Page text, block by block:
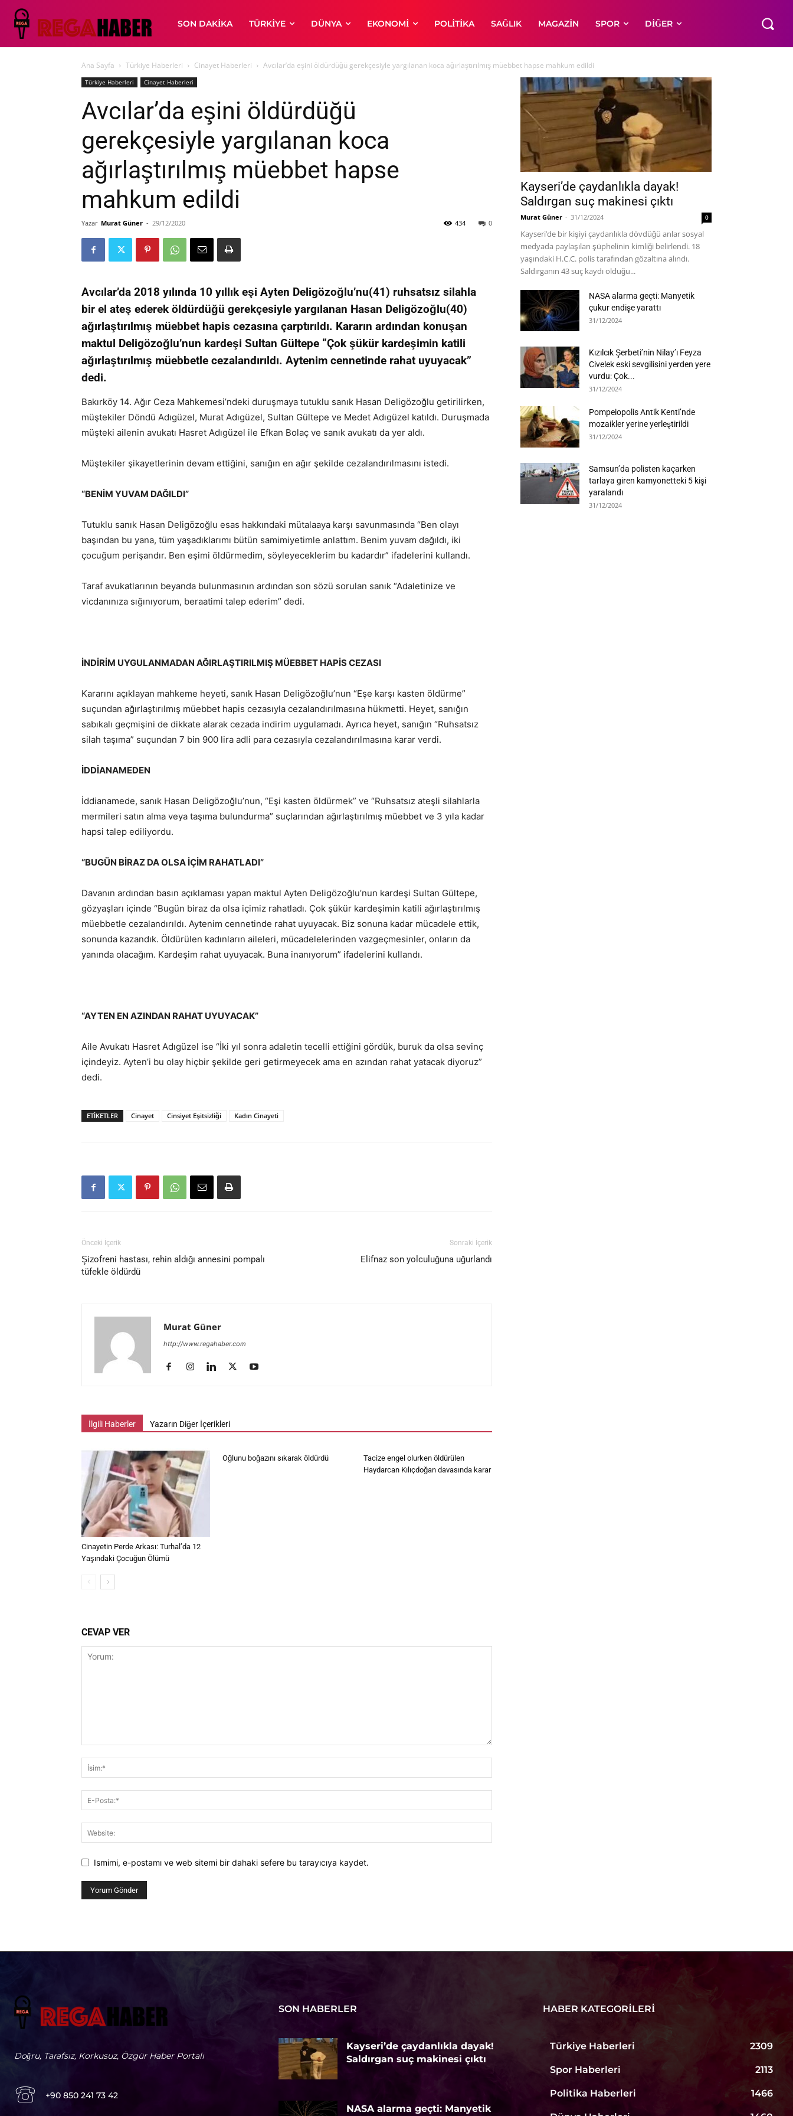
SON DAKIKA TÜRKIYE DÜNYA EKONOMI POLITIKA SAĞLIK MAGAZIN SPOR DIĞER
Ana Sayfa Türkiye Haberleri Cinayet Haberleri Avcılar’da eşini öldürdüğü gerekçesiyle yargılanan koca ağırlaştırılmış müebbet hapse mahkum edildi
Türkiye Haberleri Cinayet Haberleri
Avcılar’da eşini öldürdüğü
gerekçesiyle yargılanan koca
ağırlaştırılmış müebbet hapse
mahkum edildi
Yazar Murat Güner - 29/12/2020 0
434
Avcılar’da 2018 yılında 10 yıllık eşi Ayten Deligözoğlu’nu(41) ruhsatsız silahla
bir el ateş ederek öldürdüğü gerekçesiyle yargılanan Hasan Deligözoğlu(40)
ağırlaştırılmış müebbet hapis cezasına çarptırıldı. Kararın ardından konuşan
maktul Deligözoğlu’nun kardeşi Sultan Gültepe “Çok şükür kardeşimin katili
ağırlaştırılmış müebbetle cezalandırıldı. Aytenim cennetinde rahat uyuyacak”
dedi.
Bakırköy 14. Ağır Ceza Mahkemesi’ndeki duruşmaya tutuklu sanık Hasan Deligözoğlu getirilirken,
müştekiler Döndü Adıgüzel, Murat Adıgüzel, Sultan Gültepe ve Medet Adıgüzel katıldı. Duruşmada
müşteki ailenin avukatı Hasret Adıgüzel ile Efkan Bolaç ve sanık avukatı da yer aldı.
Müştekiler şikayetlerinin devam ettiğini, sanığın en ağır şekilde cezalandırılmasını istedi.
“BENİM YUVAM DAĞILDI”
Tutuklu sanık Hasan Deligözoğlu esas hakkındaki mütalaaya karşı savunmasında “Ben olayı
başından bu yana, tüm yaşadıklarımı bütün samimiyetimle anlattım. Benim yuvam dağıldı, iki
çocuğum perişandır. Ben eşimi öldürmedim, söyleyeceklerim bu kadardır” ifadelerini kullandı.
Taraf avukatlarının beyanda bulunmasının ardından son sözü sorulan sanık “Adaletinize ve
vicdanınıza sığınıyorum, beraatimi talep ederim” dedi.
İNDİRİM UYGULANMADAN AĞIRLAŞTIRILMIŞ MÜEBBET HAPİS CEZASI
Kararını açıklayan mahkeme heyeti, sanık Hasan Deligözoğlu’nun “Eşe karşı kasten öldürme”
suçundan ağırlaştırılmış müebbet hapis cezasıyla cezalandırılmasına hükmetti. Heyet, sanığın
sabıkalı geçmişini de dikkate alarak cezada indirim uygulamadı. Ayrıca heyet, sanığın “Ruhsatsız
silah taşıma” suçundan 7 bin 900 lira adli para cezasıyla cezalandırılmasına karar verdi.
İDDİANAMEDEN
İddianamede, sanık Hasan Deligözoğlu’nun, “Eşi kasten öldürmek” ve “Ruhsatsız ateşli silahlarla
mermileri satın alma veya taşıma bulundurma” suçlarından ağırlaştırılmış müebbet ve 3 yıla kadar
hapsi talep ediliyordu.
“BUGÜN BİRAZ DA OLSA İÇİM RAHATLADI”
Davanın ardından basın açıklaması yapan maktul Ayten Deligözoğlu’nun kardeşi Sultan Gültepe,
gözyaşları içinde “Bugün biraz da olsa içimiz rahatladı. Çok şükür kardeşimin katili ağırlaştırılmış
müebbetle cezalandırıldı. Aytenim cennetinde rahat uyuyacak. Biz sonuna kadar mücadele ettik,
sonunda kazandık. Öldürülen kadınların aileleri, mücadelelerinden vazgeçmesinler, onların da
yanında olacağım. Kardeşim rahat uyuyacak. Buna inanıyorum” ifadelerini kullandı.
“AYTEN EN AZINDAN RAHAT UYUYACAK”
Aile Avukatı Hasret Adıgüzel ise “İki yıl sonra adaletin tecelli ettiğini gördük, buruk da olsa sevinç
içindeyiz. Ayten’i bu olay hiçbir şekilde geri getirmeyecek ama en azından rahat yatacak diyoruz”
dedi.
ETIKETLER Cinayet Cinsiyet Eşitsizliği Kadın Cinayeti
Önceki İçerik
Şizofreni hastası, rehin aldığı annesini pompalı
tüfekle öldürdü
Sonraki İçerik
Elifnaz son yolculuğuna uğurlandı
Murat Güner
http://www.regahaber.com
İlgili Haberler Yazarın Diğer İçerikleri
Cinayetin Perde Arkası: Turhal’da 12
Yaşındaki Çocuğun Ölümü
Oğlunu boğazını sıkarak öldürdü
Tacize engel olurken öldürülen
Haydarcan Kılıçdoğan davasında karar
CEVAP VER
Ismimi, e-postamı ve web sitemi bir dahaki sefere bu tarayıcıya kaydet.
Kayseri’de çaydanlıkla dayak!
Saldırgan suç makinesi çıktı
Murat Güner - 31/12/2024 0
Kayseri’de bir kişiyi çaydanlıkla dövdüğü anlar sosyal
medyada paylaşılan şüphelinin kimliği belirlendi. 18
yaşındaki H.C.C. polis tarafından gözaltına alındı.
Saldırganın 43 suç kaydı olduğu...
NASA alarma geçti: Manyetik
çukur endişe yarattı
31/12/2024
Kızılcık Şerbeti’nin Nilay’ı Feyza
Civelek eski sevgilisini yerden yere
vurdu: Çok...
31/12/2024
Pompeiopolis Antik Kenti’nde
mozaikler yerine yerleştirildi
31/12/2024
Samsun’da polisten kaçarken
tarlaya giren kamyonetteki 5 kişi
yaralandı
31/12/2024
Doğru, Tarafsız, Korkusuz, Özgür Haber Portalı
+90 850 241 73 42
SON HABERLER
Kayseri’de çaydanlıkla dayak!
Saldırgan suç makinesi çıktı
NASA alarma geçti: Manyetik
HABER KATEGORILERI
Türkiye Haberleri 2309
Spor Haberleri 2113
Politika Haberleri 1466